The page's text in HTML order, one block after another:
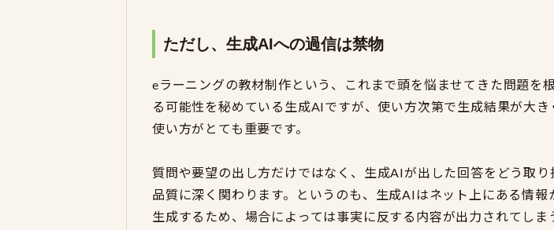
ただし、生成AIへの過信は禁物
eラーニングの教材制作という、これまで頭を悩ませてきた問題を
る可能性を秘めている生成AIですが、使い方次第で生成結果が大き
使い方がとても重要です。
質問や要望の出し方だけではなく、生成AIが出した回答をどう取り
品質に深く関わります。というのも、生成AIはネット上にある情報
生成するため、場合によっては事実に反する内容が出力されてしま